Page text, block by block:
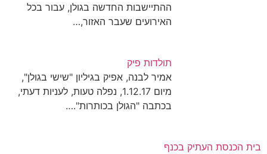
ההתיישבות החדשה בגולן, עבור בכל
האירועים שעבר האזור,…
תולדות פיק
אמיר לבנה, אפיק בגיליון "שישי בגולן",
מיום 1.12.17, נפלה טעות, לעניות דעתי,
בכתבה "הגולן בכותרות".…
בית הכנסת העתיק בכנף